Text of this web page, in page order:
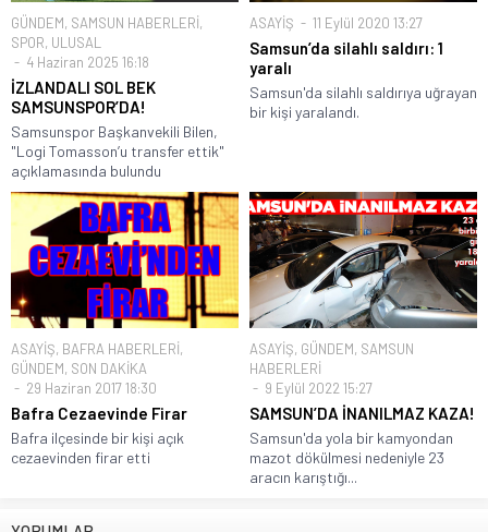
GÜNDEM, SAMSUN HABERLERİ,
SPOR, ULUSAL
4 Haziran 2025 16:18
İZLANDALI SOL BEK
SAMSUNSPOR’DA!
Samsunspor Başkanvekili Bilen,
"Logi Tomasson’u transfer ettik"
açıklamasında bulundu
ASAYİŞ 11 Eylül 2020 13:27
Samsun’da silahlı saldırı: 1
yaralı
Samsun'da silahlı saldırıya uğrayan
bir kişi yaralandı.
ASAYİŞ, BAFRA HABERLERİ,
GÜNDEM, SON DAKİKA
29 Haziran 2017 18:30
Bafra Cezaevinde Firar
Bafra ilçesinde bir kişi açık
cezaevinden firar etti
ASAYİŞ, GÜNDEM, SAMSUN
HABERLERİ
9 Eylül 2022 15:27
SAMSUN’DA İNANILMAZ KAZA!
Samsun'da yola bir kamyondan
mazot dökülmesi nedeniyle 23
aracın karıştığı...